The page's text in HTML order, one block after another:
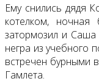
Ему снились дядя
котелком, ночная
затормозил и Саша
негра из учебного
встречен бурными
Гамлета.